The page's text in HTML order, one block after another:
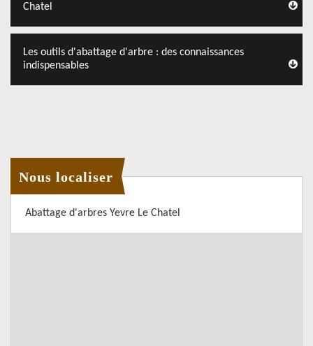
Chatel
Les outils d'abattage d'arbre : des connaissances
indispensables
Nous localiser
Abattage d'arbres Yevre Le Chatel